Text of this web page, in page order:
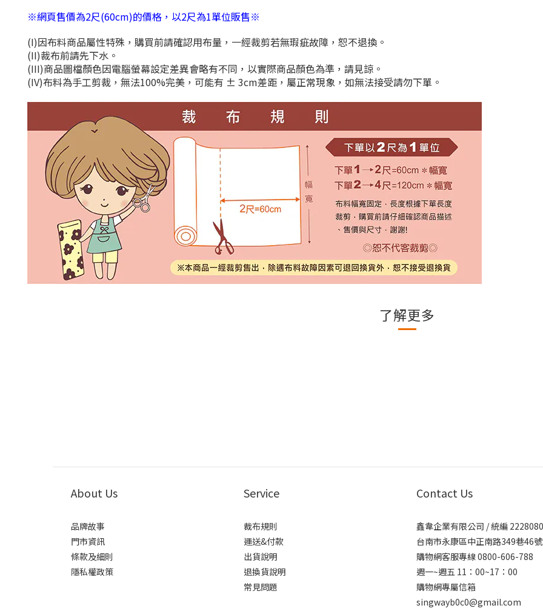
※網頁售價為2尺(60cm)的價格，以2尺為1單位販售※
(I)因布料商品屬性特殊，購買前請確認用布量，一經裁剪若無瑕疵故障，恕不退換。
(II)裁布前請先下水。
(III)商品圖檔顏色因電腦螢幕設定差異會略有不同，以實際商品顏色為準，請見諒。
(IV)布料為手工剪裁，無法100%完美，可能有 ± 3cm差距，屬正常現象，如無法接受請勿下單。
了解更多
About Us
品牌故事
門市資訊
條款及細則
隱私權政策
Service
裁布規則
運送&付款
出貨說明
退換貨說明
常見問題
Contact Us
鑫韋企業有限公司 / 統編
台南市永康區中正南路349巷46號
購物網客服專線 0800-606-788
週一~週五 11：00~17：00
購物網專屬信箱
singwayb0c0@gmail.com